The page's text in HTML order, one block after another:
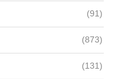
(91)
(873)
(131)